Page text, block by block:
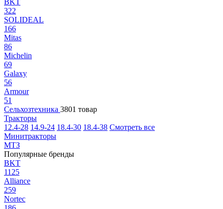
BKT
322
SOLIDEAL
166
Mitas
86
Michelin
69
Galaxy
56
Armour
51
Сельхозтехника 3801 товар
Тракторы
12.4-28 14.9-24 18.4-30 18.4-38 Смотреть все
Минитракторы
МТЗ
Популярные бренды
BKT
1125
Alliance
259
Nortec